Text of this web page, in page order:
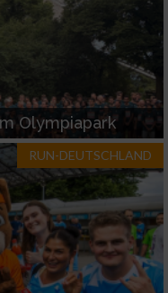
Olympiapark
RUN-DEUTSCHLAND